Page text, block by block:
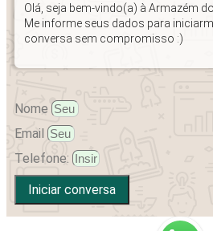
Olá, seja bem-vindo(a) à Armazém
Me informe seus dados para
conversa sem compromisso :)
Nome
Email
Telefone:
Iniciar conversa